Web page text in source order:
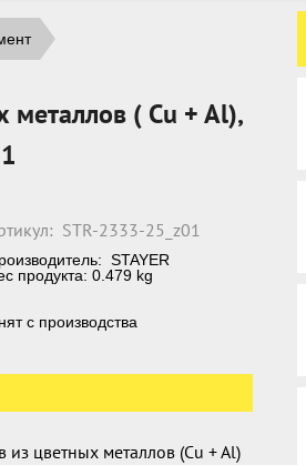
металлов ( Cu + Al),
STR-2333-25_z01
STAYER
продукта: 0.479 kg
с производства
цветных металлов (Cu + Al)